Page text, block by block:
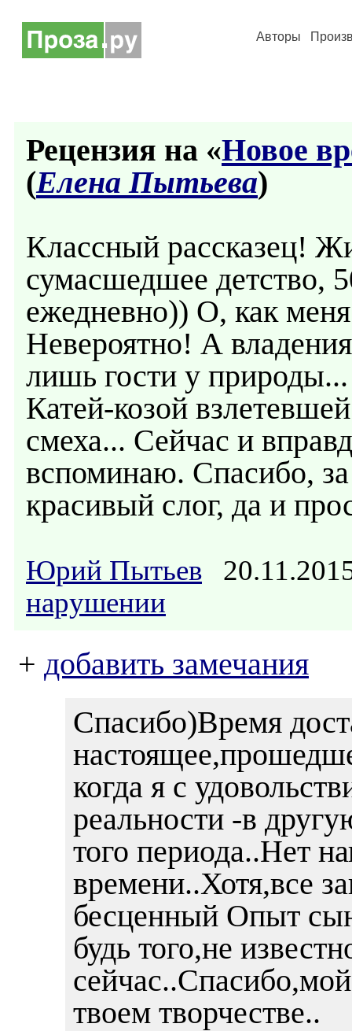
Авторы
Рецензия на «Новое
(Елена Пытьева)
Классный рассказец!
сумасшедшее детство,
ежедневно)) О, как меня
Невероятно! А
лишь гости у
Катей-козой
смеха... Сейчас и
вспоминаю. Спасибо,
красивый слог, да и
Юрий Пытьев
нарушении
+ добавить замечания
Спасибо)Время
когда я с
реальности -в
того периода..Нет
времени..Хотя,все
бесценный Опыт
будь того,не
твоем творчестве..